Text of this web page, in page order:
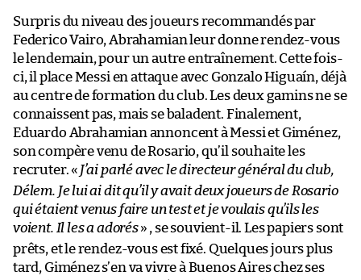
Surpris du niveau des joueurs recommandés par
Federico Vairo, Abrahamian leur donne rendez-vous
le lendemain, pour un autre entraînement. Cette fois-
ci, il place Messi en attaque avec Gonzalo Higuaín, déjà
au centre de formation du club. Les deux gamins ne se
connaissent pas, mais se baladent. Finalement,
Eduardo Abrahamian annoncent à Messi et Giménez,
son compère venu de Rosario, qu’il souhaite les
recruter. « J’ai parlé avec le directeur général du club,
Délem. Je lui ai dit qu’il y avait deux joueurs de Rosario
qui étaient venus faire un test et je voulais qu’ils les
voient. Il les a adorés» , se souvient-il. Les papiers sont
prêts, et le rendez-vous est fixé. Quelques jours plus
tard, Giménez s’en va vivre à Buenos Aires chez ses